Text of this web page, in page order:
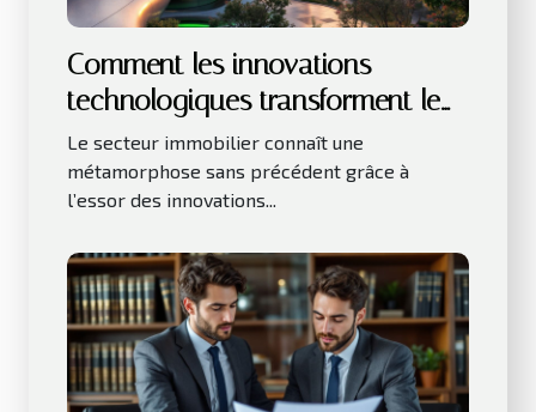
Comment les innovations
technologiques transforment le
secteur immobilier ?
Le secteur immobilier connaît une
métamorphose sans précédent grâce à
l’essor des innovations...